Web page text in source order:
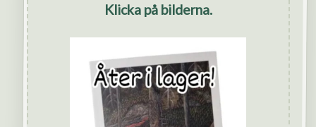
Klicka på bilderna.